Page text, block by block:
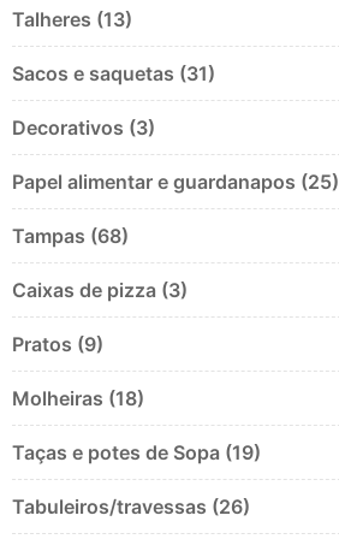
Talheres (13)
Sacos e saquetas (31)
Decorativos (3)
Papel alimentar e guardanapos (25)
Tampas (68)
Caixas de pizza (3)
Pratos (9)
Molheiras (18)
Taças e potes de Sopa (19)
Tabuleiros/travessas (26)